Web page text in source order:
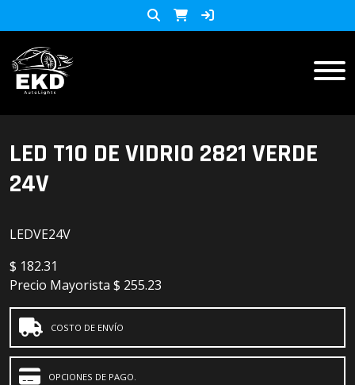
Productos
Accesorios y herramientas
Barras
KIT LED
Lista de Precios
LED T10 DE VIDRIO 2821 VERDE
24V
LEDVE24V
$ 182.31
Precio Mayorista $ 255.23
COSTO DE ENVÍO
OPCIONES DE PAGO.